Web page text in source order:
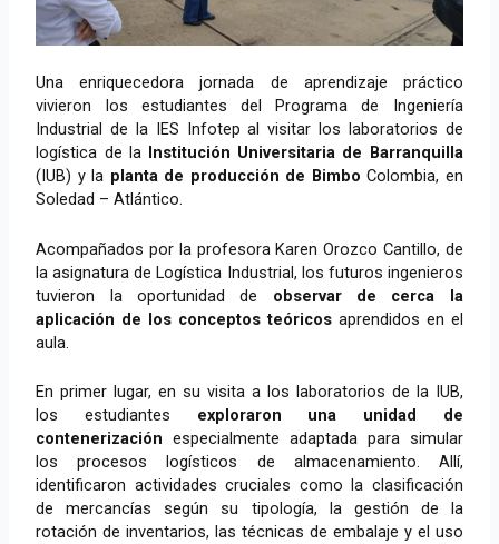
Una enriquecedora jornada de aprendizaje práctico
vivieron los estudiantes del Programa de Ingeniería
Industrial de la IES Infotep al visitar los laboratorios de
logística de la
Institución Universitaria de Barranquilla
(IUB) y la planta de producción de Bimbo Colombia, en
Soledad – Atlántico.
Acompañados por la profesora Karen Orozco Cantillo, de
la asignatura de Logística Industrial, los futuros ingenieros
tuvieron la oportunidad de observar de cerca la
aplicación de los conceptos teóricosaprendidos en el
aula.
En primer lugar, en su visita a los laboratorios de la IUB,
los estudiantes exploraron una unidad de
contenerización especialmente adaptada para simular
los procesos logísticos de almacenamiento. Allí,
identificaron actividades cruciales como la clasificación
de mercancías según su tipología, la gestión de la
rotación de inventarios, las técnicas de embalaje y el uso